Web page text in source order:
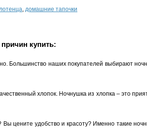
, домашние тапочки
купить:
Большинство наших покупателей выбирают
хлопок. Ночнушка из хлопка – это
цените удобство и красоту? Именно такие